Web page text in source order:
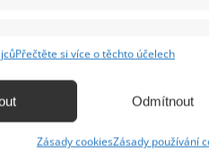
na základě automaticky přenášených
vyžádaných informací.
Přečtěte si více o těchto účelech
Odmítnout
Zásady cookiesZásady používání